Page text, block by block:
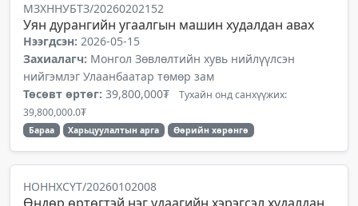
МЗХННУБТЗ/20260202152
Уян дурангийн угаалгын машин худалдан авах
Нээгдсэн: 2026-05-15
Захиалагч: Монгол Зөвлөлтийн хувь нийлүүлсэн
нийгэмлэг Улаанбаатар төмөр зам
Төсөвт өртөг: 39,800,000₮ Тухайн онд санхүүжих:
39,800,000.0₮
Бараа Харьцуулалтын арга Өөрийн хөрөнгө
НОННХСҮТ/20260102008